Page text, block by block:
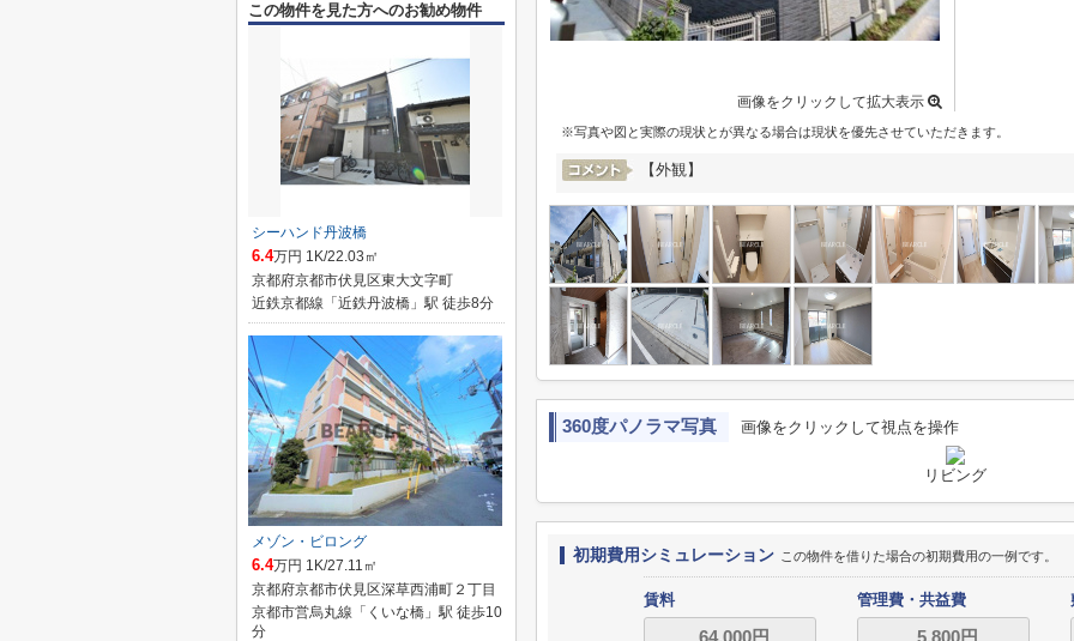
画像をクリックして拡大表示
※写真や図と実際の現状とが異なる場合は現状を優先させていただきます。
【外観】
360度パノラマ写真 画像をクリックして視点を操作
リビング
初期費用シミュレーション この物件を借りた場合の初期費用の一例です。
賃料 管理費・共益費
この物件を見た方へのお勧め物件
シーハンド丹波橋
6.4万円 1K/22.03㎡
京都府京都市伏見区東大文字町
近鉄京都線「近鉄丹波橋」駅 徒歩8分
メゾン・ビロング
6.4万円 1K/27.11㎡
京都府京都市伏見区深草西浦町２丁目
京都市営烏丸線「くいな橋」駅 徒歩10
分